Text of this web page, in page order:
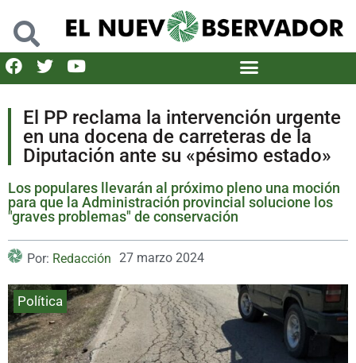
El PP reclama la intervención urgente
en una docena de carreteras de la
Diputación ante su «pésimo estado»
Los populares llevarán al próximo pleno una moción
para que la Administración provincial solucione los
"graves problemas" de conservación
Por: Redacción 27 marzo 2024
Política